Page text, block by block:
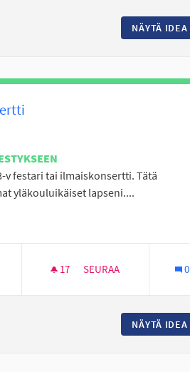
NÄYTÄ IDEA
v festari tai ilmaiskonsertti. Tätä
yläkouluikäiset lapseni....
17 17 SEURAAJAA
SEURAA 0
NÄYTÄ IDEA